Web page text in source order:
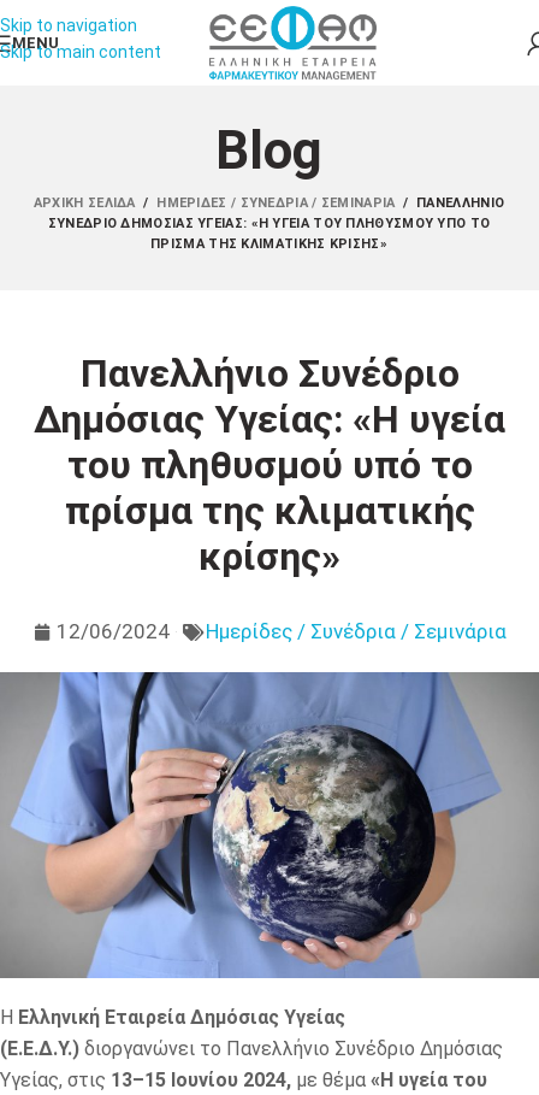
Skip to navigation
Skip to main content
MENU
Blog
ΑΡΧΙΚΉ ΣΕΛΊΔΑ / ΗΜΕΡΊΔΕΣ / ΣΥΝΈΔΡΙΑ / ΣΕΜΙΝΆΡΙΑ /
ΠΑΝΕΛΛΉΝΙΟ
ΣΥΝΈΔΡΙΟ ΔΗΜΌΣΙΑΣ ΥΓΕΊΑΣ: «Η ΥΓΕΊΑ ΤΟΥ ΠΛΗΘΥΣΜΟΎ ΥΠΌ ΤΟ
ΠΡΊΣΜΑ ΤΗΣ ΚΛΙΜΑΤΙΚΉΣ ΚΡΊΣΗΣ»
Πανελλήνιο Συνέδριο
Δημόσιας Υγείας: «Η υγεία
του πληθυσμού υπό το
πρίσμα της κλιματικής
κρίσης»
12/06/2024 Ημερίδες / Συνέδρια / Σεμινάρια
Η Ελληνική Εταιρεία Δημόσιας Υγείας
(Ε.Ε.Δ.Υ.) διοργανώνει το Πανελλήνιο Συνέδριο Δημόσιας
Υγείας, στις 13–15 Ιουνίου 2024, με θέμα «Η υγεία του